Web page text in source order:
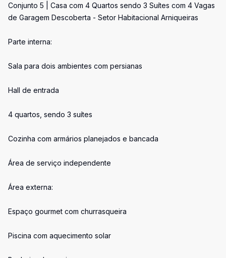
Conjunto 5 | Casa com 4 Quartos sendo 3 Suítes com 4 Vagas
de Garagem Descoberta - Setor Habitacional Arniqueiras
Parte interna:
Sala para dois ambientes com persianas
Hall de entrada
4 quartos, sendo 3 suítes
Cozinha com armários planejados e bancada
Área de serviço independente
Área externa:
Espaço gourmet com churrasqueira
Piscina com aquecimento solar